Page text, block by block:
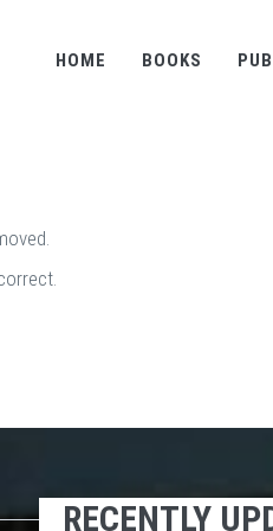
HOME BOOKS
RECENTLY